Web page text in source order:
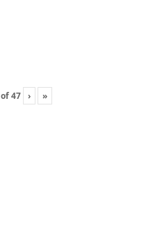
of47 › »